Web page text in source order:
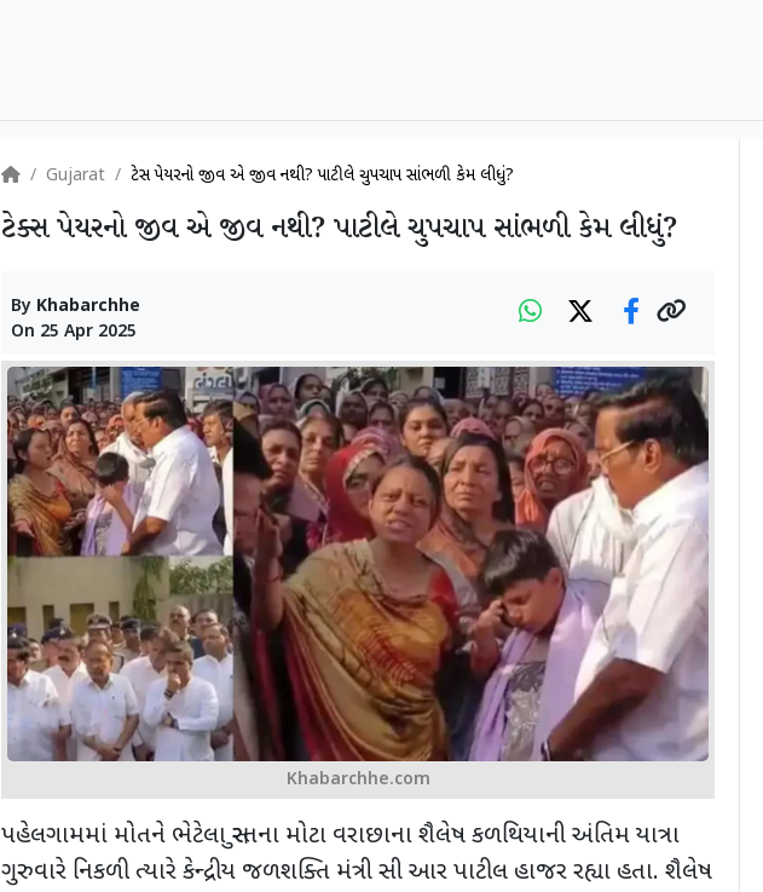
Gujarat ટેક્સ પેયરનો જીવ એ જીવ નથી? પાટીલે ચુપચાપ સાંભળી કેમ લીધું?
ટેક્સ પેયરનો જીવ એ જીવ નથી? પાટીલે ચુપચાપ સાંભળી કેમ લીધું?
By Khabarchhe
On 25 Apr 2025
Khabarchhe.com
પહેલગામમાં મોતને ભેટેલા સુરતના મોટા વરાછાના શૈલેષ કળથિયાની અંતિમ યાત્રા
ગુરુવારે નિકળી ત્યારે કેન્દ્રીય જળશક્તિ મંત્રી સી આર પાટીલ હાજર રહ્યા હતા. શૈલેષ